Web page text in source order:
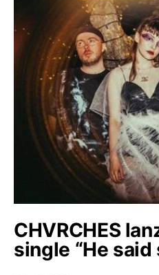
CHVRCHES
single “He said